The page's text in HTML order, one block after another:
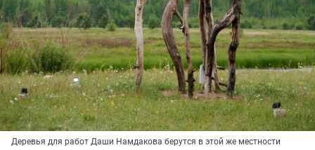
Деревья для работ Даши Намдакова берутся в этой же местности